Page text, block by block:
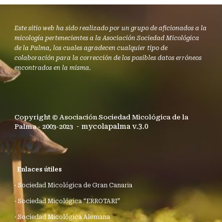
Este sitio web ha sido realizado por un grupo de aficionados a la
micología pertenecientes a la Asociación Sociedad Micológica
de la Palma, los cuales agradecen cualquier tipo de
colaboración para la corrección de los posibles datos erróneos
encontrados en la misma.
Copyright © Asociación Sociedad Micológica de la
Palma - 2003-2023 - mycolapalma v.3.0
Enlaces útiles
·Sociedad Micológica de Gran Canaria
·Sociedad Micológica “ERROTARI”
·Sociedad Micológica Alemana